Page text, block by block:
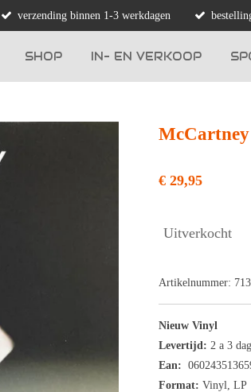
verzending binnen 1-3 werkdagen
SHOP IN- EN VERKOOP
€ 29,95
Uitverkocht
Artikelnummer:
Nieuw Vinyl
Levertijd: 2 a 3
Ean:
Format: Vinyl, LP